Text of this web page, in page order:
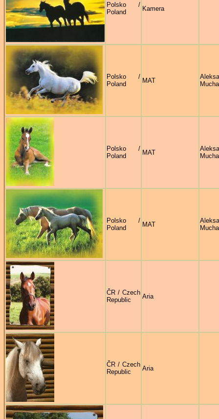
Polsko /
Poland
Kamera
Polsko /
Poland
MAT
Mucha
Polsko /
Poland
MAT
Mucha
Polsko /
Poland
MAT
Mucha
ČR / Czech
Republic
Aria
ČR / Czech
Republic
Aria